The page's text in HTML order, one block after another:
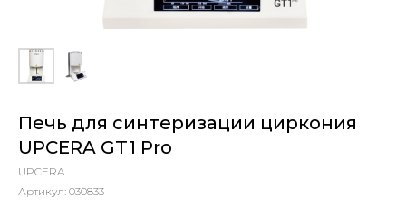
Печь для синтеризации циркония
UPCERA GT1 Pro
UPCERA
Артикул: 030833